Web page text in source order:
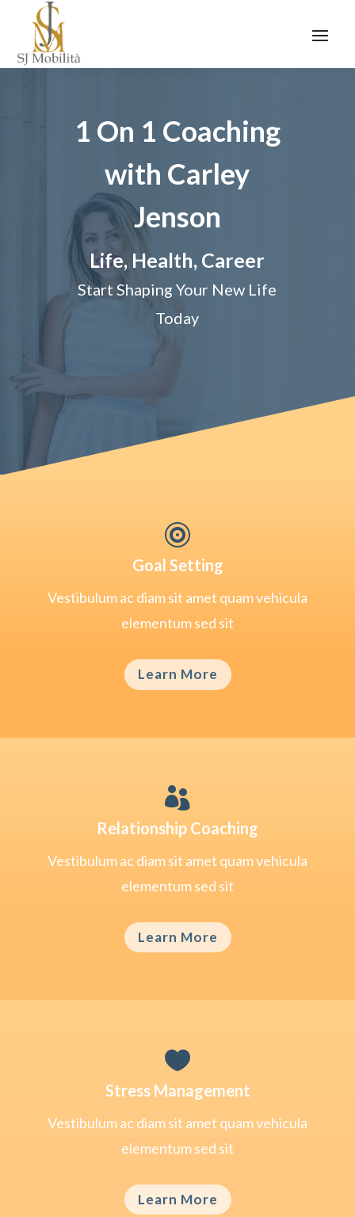
1 On 1 Coaching
with Carley
Jenson
Life, Health, Career
Start Shaping Your New Life
Today

Goal Setting
Vestibulum ac diam sit amet quam vehicula
elementum sed sit
Learn More

Relationship Coaching
Vestibulum ac diam sit amet quam vehicula
elementum sed sit
Learn More

Stress Management
Vestibulum ac diam sit amet quam vehicula
elementum sed sit
Learn More